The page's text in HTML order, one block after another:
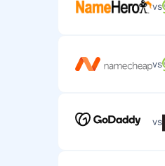
vs
vs
vs